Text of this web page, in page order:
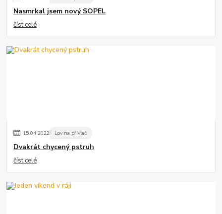
Nasmrkal jsem nový SOPEL
číst celé
15.04.2022 Lov na přívlač
Dvakrát chycený pstruh
číst celé